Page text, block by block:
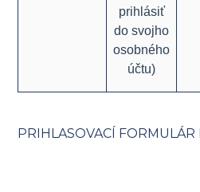
prihlásiť
do svojho
osobného
účtu)
PRIHLASOVACÍ